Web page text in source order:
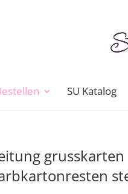
SU Katalog